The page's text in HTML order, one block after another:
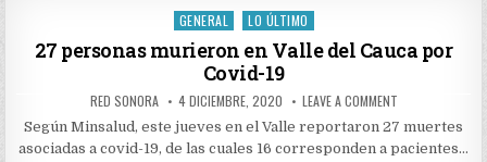
DOSIS
DE
PFIZER,
QUE
COMPLETAN
ENVÍO
SEMANAL
DE
100.620
DOSIS
Posted
GENERAL LO ÚLTIMO
27 personas murieron en Valle del Cauca por
Covid-19
AUTHOR:
RED SONORA PUBLISHED
DATE:
4 DICIEMBRE, 2020 LEAVE A COMMENTON
PERSONAS
MURIERON
EN
Según Minsalud, este jueves en el Valle reportaron 27 muertes
asociadas a covid-19, de las cuales 16 corresponden a pacientes…